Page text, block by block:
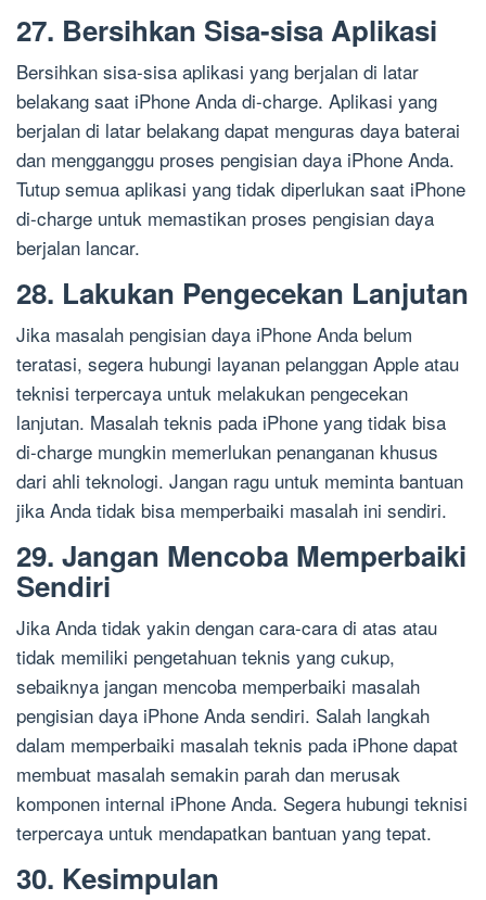
27. Bersihkan Sisa-sisa Aplikasi
Bersihkan sisa-sisa aplikasi yang berjalan di latar
belakang saat iPhone Anda di-charge. Aplikasi yang
berjalan di latar belakang dapat menguras daya baterai
dan mengganggu proses pengisian daya iPhone Anda.
Tutup semua aplikasi yang tidak diperlukan saat iPhone
di-charge untuk memastikan proses pengisian daya
berjalan lancar.
28. Lakukan Pengecekan Lanjutan
Jika masalah pengisian daya iPhone Anda belum
teratasi, segera hubungi layanan pelanggan Apple atau
teknisi terpercaya untuk melakukan pengecekan
lanjutan. Masalah teknis pada iPhone yang tidak bisa
di-charge mungkin memerlukan penanganan khusus
dari ahli teknologi. Jangan ragu untuk meminta bantuan
jika Anda tidak bisa memperbaiki masalah ini sendiri.
29. Jangan Mencoba Memperbaiki
Sendiri
Jika Anda tidak yakin dengan cara-cara di atas atau
tidak memiliki pengetahuan teknis yang cukup,
sebaiknya jangan mencoba memperbaiki masalah
pengisian daya iPhone Anda sendiri. Salah langkah
dalam memperbaiki masalah teknis pada iPhone dapat
membuat masalah semakin parah dan merusak
komponen internal iPhone Anda. Segera hubungi teknisi
terpercaya untuk mendapatkan bantuan yang tepat.
30. Kesimpulan